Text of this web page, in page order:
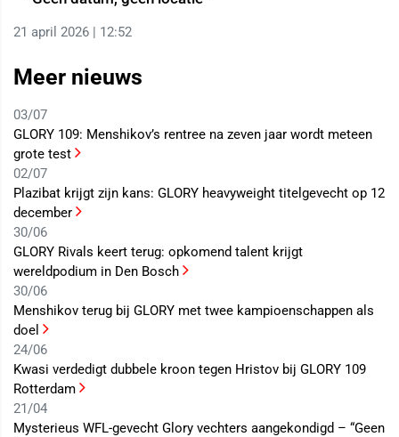
21 april 2026 | 12:52
Meer nieuws
03/07
GLORY 109: Menshikov’s rentree na zeven jaar wordt meteen
grote test
02/07
Plazibat krijgt zijn kans: GLORY heavyweight titelgevecht op 12
december
30/06
GLORY Rivals keert terug: opkomend talent krijgt
wereldpodium in Den Bosch
30/06
Menshikov terug bij GLORY met twee kampioenschappen als
doel
24/06
Kwasi verdedigt dubbele kroon tegen Hristov bij GLORY 109
Rotterdam
21/04
Mysterieus WFL-gevecht Glory vechters aangekondigd – “Geen